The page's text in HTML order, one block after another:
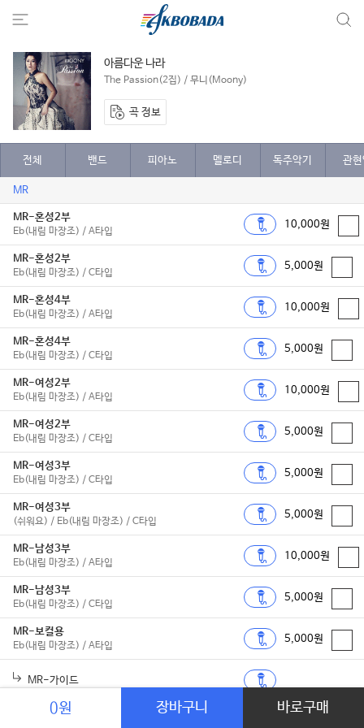
아름다운 나라
The Passion(2집) / 무니(Moony)
곡 정보
전체 밴드 피아노 멜로디 독주악기 관
MR
MR-혼성2부
Eb(내림 마장조) / A타입
10,000원
MR-혼성2부
Eb(내림 마장조) / C타입
5,000원
MR-혼성4부
Eb(내림 마장조) / A타입
10,000원
MR-혼성4부
Eb(내림 마장조) / C타입
5,000원
MR-여성2부
Eb(내림 마장조) / A타입
10,000원
MR-여성2부
Eb(내림 마장조) / C타입
5,000원
MR-여성3부
Eb(내림 마장조) / C타입
5,000원
MR-여성3부
(쉬워요) / Eb(내림 마장조) / C타입
5,000원
MR-남성3부
Eb(내림 마장조) / A타입
10,000원
MR-남성3부
Eb(내림 마장조) / C타입
5,000원
MR-보컬용
Eb(내림 마장조) / A타입
5,000원
MR-가이드
MR-보컬용
0원 장바구니 바로구매